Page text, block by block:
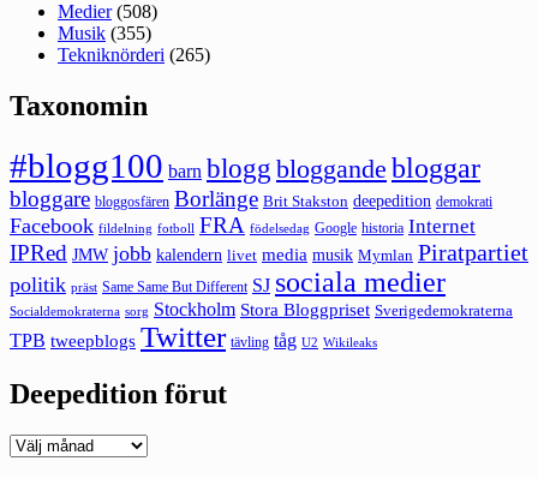
Medier(508)
Musik (355)
Tekniknörderi (265)
Taxonomin
#blogg100 barn blogg bloggande bloggar
bloggare bloggosfären Borlänge Brit Stakston deepedition demokrati
Facebook fildelning fotboll FRA födelsedag Google historia Internet
IPRed JMW jobb kalendern livet media musik Mymlan Piratpartiet
politik präst Same Same But Different SJ sociala medier
Socialdemokraterna sorg Stockholm Stora Bloggpriset Sverigedemokraterna
TPB tweepblogs Twitter tävling tåg U2 Wikileaks
Deepedition förut
Deepedition